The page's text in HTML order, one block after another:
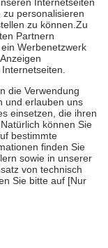
als die tatsächlichen
Apotheken.
beträgt die
Euro je
Gesundheit zu
zu unterstützen,
18. Lebensjahr
die von der
für die